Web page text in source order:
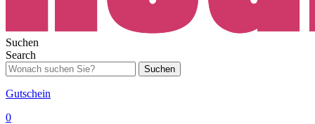
Suchen
Search
Suchen
Gutschein
0